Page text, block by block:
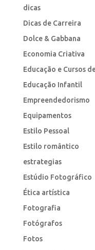
dicas
Dicas de Carreira
Dolce & Gabbana
Economia Criativa
Educação e Cursos
Educação Infantil
Empreendedorismo
Equipamentos
Estilo Pessoal
Estilo romântico
estrategias
Estúdio Fotográfico
Ética artística
Fotografia
Fotógrafos
Fotos